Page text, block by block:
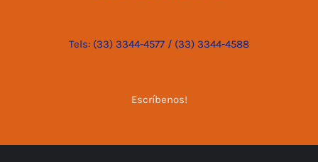
Tels: (33) 3344-4577 / (33) 3344-4588
Escríbenos!